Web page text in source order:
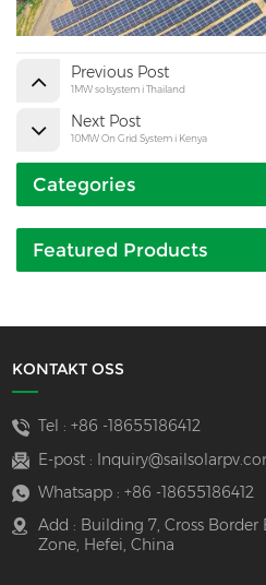
Previous Post
1MW solsystem i Thailand
Next Post
10MW On Grid System i Kenya
Categories
Featured Products
KONTAKT OSS
Tel : +86 -18655186412
E-post :
Whatsapp : +86 -18655186412
Add : Building 7, Cross
Zone, Hefei, China